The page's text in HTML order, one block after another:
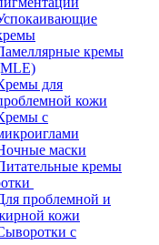
кремы
для
кожи
с
маски
кремы
проблемной и
кожи
с